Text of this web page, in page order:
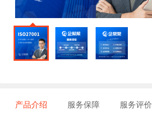
产品介绍 服务保障 服务评价